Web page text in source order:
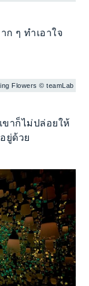
ก ๆ ทำเอาใจ
Flowers © teamLab
ขาก็ไม่ปล่อยให้
ยู่ด้วย